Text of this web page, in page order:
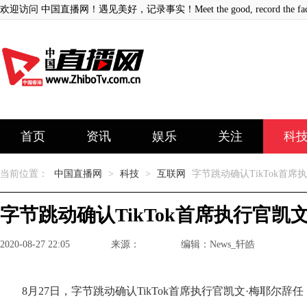
欢迎访问 中国直播网！遇见美好，记录事实！Meet the good, record the
首页 资讯 娱乐 关注 科
当前位置： 中国直播网 > 科技 > 互联网 字节跳动确认TikTok首席
字节跳动确认TikTok首席执行官凯
2020-08-27 22:05 来源： 编辑：News_轩皓
8月27日，字节跳动确认TikTok首席执行官凯文·梅耶尔辞